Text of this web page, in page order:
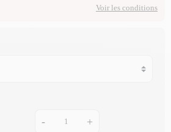
Voir les conditions
- +